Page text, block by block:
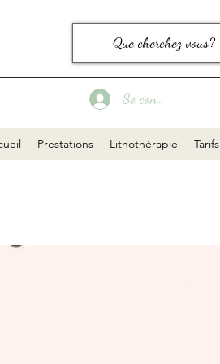
Prestations Lithothérapie Tarifs
Se connecter